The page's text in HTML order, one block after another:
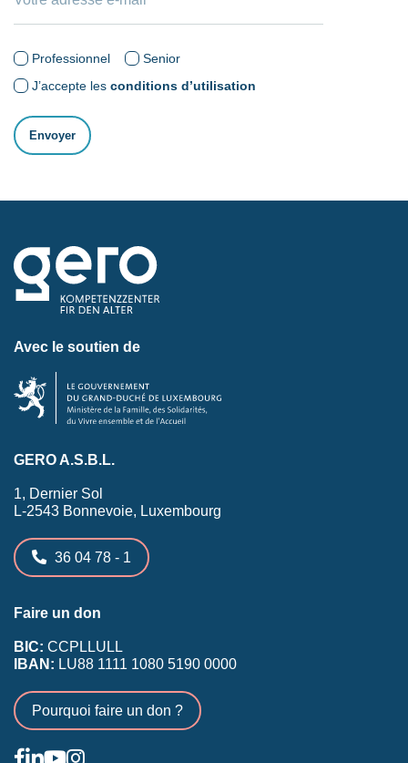
Professionnel
Senior
J’accepte les conditions d’utilisation
Avec le soutien de
GERO A.S.B.L.
1, Dernier Sol
L-2543 Bonnevoie, Luxembourg
36 04 78 - 1
Faire un don
BIC: CCPLLULL
IBAN: LU88 1111 1080 5190 0000
Pourquoi faire un don ?